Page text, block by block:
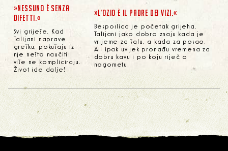
»NESSUNO È SENZA
DIFETTI.«
Svi griješe. Kad
Talijani naprave
grešku, pokušaju iz
nje nešto naučiti i
više ne kompliciraju.
Život ide dalje!
»L’OZIO È IL PADRE DEI VIZI.«
Besposlica je početak grijeha.
Talijani jako dobro znaju kada je
vrijeme za šalu, a kada za posao.
Ali ipak uvijek pronađu vremena za
dobru kavu i po koju riječ o
nogometu.